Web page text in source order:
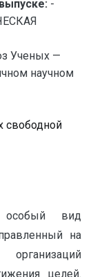
-
Ученых —
научном
свободной
особый вид
на
целей.